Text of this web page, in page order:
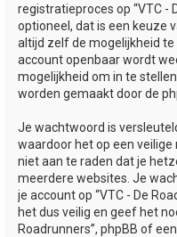
registratieproces op “VTC -
optioneel, dat is een keuze
altijd zelf de mogelijkheid
account openbaar wordt
mogelijkheid om in te
worden gemaakt door de
Je wachtwoord is
waardoor het op een veilige
niet aan te raden dat je
meerdere websites. Je
je account op “VTC - De
het dus veilig en geef het
Roadrunners”, phpBB of